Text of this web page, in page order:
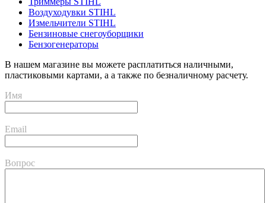
Воздуходувки STIHL
Измельчители STIHL
Бензиновые снегоуборщики
Бензогенераторы
В нашем магазине вы можете расплатиться наличными,
пластиковыми картами, а а также по безналичному расчету.
Имя
Email
Вопрос